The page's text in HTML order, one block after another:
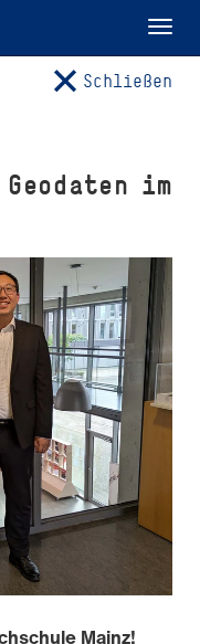
Schließen
im
Mainz!